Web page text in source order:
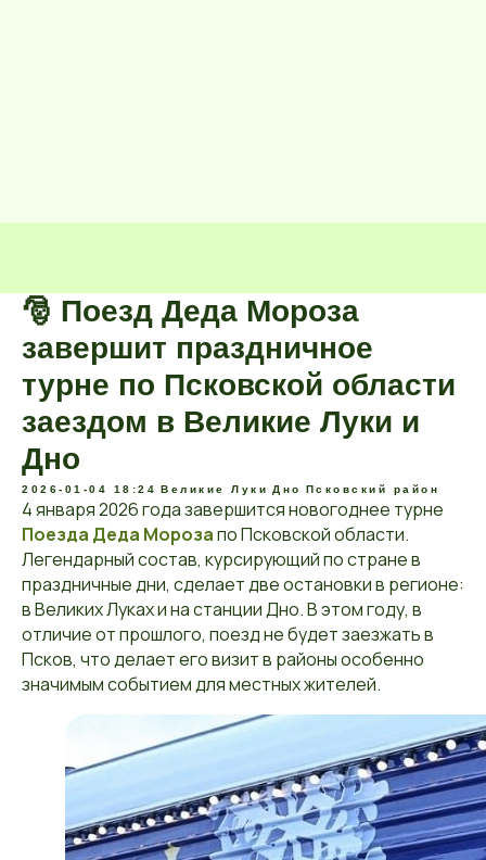
🎅 Поезд Деда Мороза
завершит праздничное
турне по Псковской области
заездом в Великие Луки и
Дно
2026-01-04 18:24 Великие Луки Дно Псковский район
4 января 2026 года завершится новогоднее турне
Поезда Деда Морозапо Псковской области.
Легендарный состав, курсирующий по стране в
праздничные дни, сделает две остановки в регионе:
в Великих Луках и на станции Дно. В этом году, в
отличие от прошлого, поезд не будет заезжать в
Псков, что делает его визит в районы особенно
значимым событием для местных жителей.